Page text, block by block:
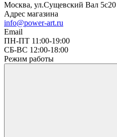
Москва, ул.Сущевский Вал 5с20
Адрес магазина
info@power-art.ru
Email
ПН-ПТ 11:00-19:00
СБ-ВС 12:00-18:00
Режим работы